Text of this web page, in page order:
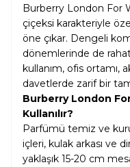
Burberry London For
çiçeksi karakteriyle
öne çıkar. Dengeli
dönemlerinde de
kullanım, ofis ortamı,
davetlerde zarif bir
Burberry London
Kullanılır?
Parfümü temiz ve
içleri, kulak arkası ve
yaklaşık 15-20 cm